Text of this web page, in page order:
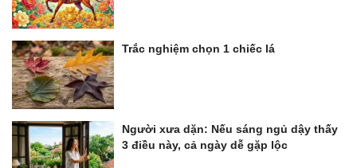
Trắc nghiệm chọn 1 chiếc lá
Người xưa dặn: Nếu sáng ngủ dậy thấy
3 điều này, cả ngày dễ gặp lộc